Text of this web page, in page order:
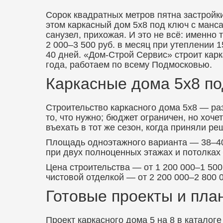
Сорок квадратных метров пятна
этом каркасный дом 5х8 под ключ с
санузел, прихожая. И это не всё:
2 000–3 500 руб. в месяц при
40 дней. «Дом-Строй Сервис» строит
года, работаем по всему Подмосковью.
Каркасные дома 5х8
Строительство каркасного дома 5х8 —
то, что нужно; бюджет ограничен, но
въехать в тот же сезон, когда приняли
Площадь одноэтажного варианта —
при двух полноценных этажах и
Цена строительства — от 1 200 000–1
чистовой отделкой — от 2 200 000–2 800
Готовые проекты и
Проект каркасного дома 5 на 8 в